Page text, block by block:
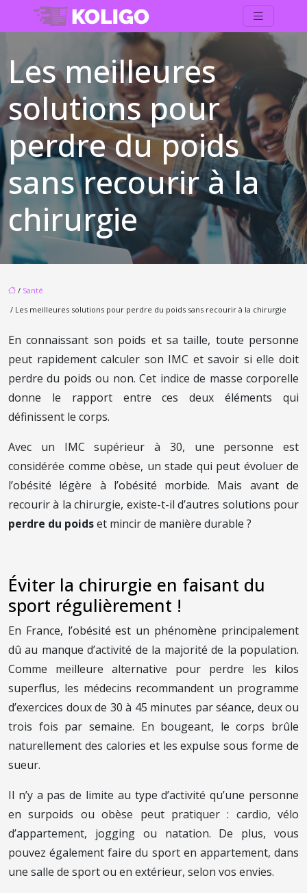
Les meilleures
solutions pour
perdre du poids
sans recourir à la
chirurgie
/ Santé
/ Les meilleures solutions pour perdre du poids sans recourir à la chirurgie
En connaissant son poids et sa taille, toute personne
peut rapidement calculer son IMC et savoir si elle doit
perdre du poids ou non. Cet indice de masse corporelle
donne le rapport entre ces deux éléments qui
définissent le corps.
Avec un IMC supérieur à 30, une personne est
considérée comme obèse, un stade qui peut évoluer de
l’obésité légère à l’obésité morbide. Mais avant de
recourir à la chirurgie, existe-t-il d’autres solutions pour
perdre du poidset mincir de manière durable ?
Éviter la chirurgie en faisant du
sport régulièrement !
En France, l’obésité est un phénomène principalement
dû au manque d’activité de la majorité de la population.
Comme meilleure alternative pour perdre les kilos
superflus, les médecins recommandent un programme
d’exercices doux de 30 à 45 minutes par séance, deux ou
trois fois par semaine. En bougeant, le corps brûle
naturellement des calories et les expulse sous forme de
sueur.
Il n’y a pas de limite au type d’activité qu’une personne
en surpoids ou obèse peut pratiquer : cardio, vélo
d’appartement, jogging ou natation. De plus, vous
pouvez également faire du sport en appartement, dans
une salle de sport ou en extérieur, selon vos envies.